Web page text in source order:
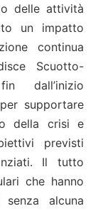
delle attività
un impatto
continua
Scuotto-
dall’inizio
supportare
della crisi e
previsti
Il tutto
che hanno
alcuna